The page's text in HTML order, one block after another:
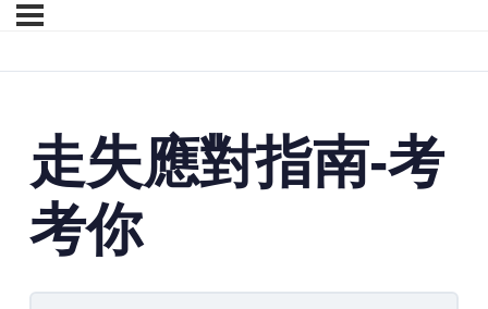
走失應對指南-考
考你